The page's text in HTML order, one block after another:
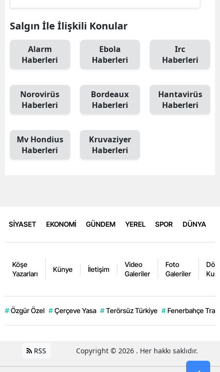
Salgın İle İlişkili Konular
Alarm
Haberleri
Ebola
Haberleri
Irc
Haberleri
Norovirüs
Haberleri
Bordeaux
Haberleri
Hantavirüs
Haberleri
Mv Hondius
Haberleri
Kruvaziyer
Haberleri
SİYASET EKONOMİ GÜNDEM YEREL SPOR DÜNYA
Köşe
Yazarları
Künye İletişim
Video
Galeriler
Foto
Galeriler
# Özgür Özel # Çerçeve Yasa # Terörsüz Türkiye # Fenerbahçe
RSS Copyright © 2026 . Her hakkı saklıdır.